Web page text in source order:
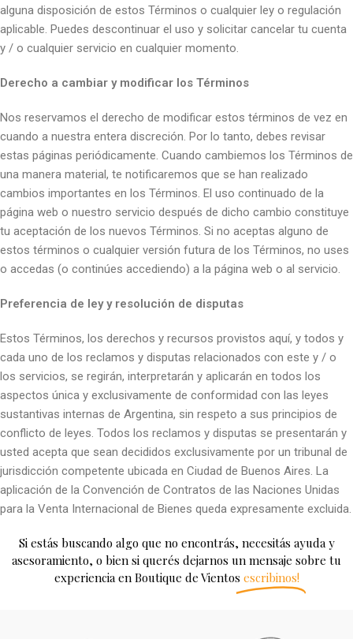
alguna disposición de estos Términos o cualquier ley o regulación
aplicable. Puedes descontinuar el uso y solicitar cancelar tu cuenta
y / o cualquier servicio en cualquier momento.
Derecho a cambiar y modificar los Términos
Nos reservamos el derecho de modificar estos términos de vez en
cuando a nuestra entera discreción. Por lo tanto, debes revisar
estas páginas periódicamente. Cuando cambiemos los Términos de
una manera material, te notificaremos que se han realizado
cambios importantes en los Términos. El uso continuado de la
página web o nuestro servicio después de dicho cambio constituye
tu aceptación de los nuevos Términos. Si no aceptas alguno de
estos términos o cualquier versión futura de los Términos, no uses
o accedas (o continúes accediendo) a la página web o al servicio.
Preferencia de ley y resolución de disputas
Estos Términos, los derechos y recursos provistos aquí, y todos y
cada uno de los reclamos y disputas relacionados con este y / o
los servicios, se regirán, interpretarán y aplicarán en todos los
aspectos única y exclusivamente de conformidad con las leyes
sustantivas internas de Argentina, sin respeto a sus principios de
conflicto de leyes. Todos los reclamos y disputas se presentarán y
usted acepta que sean decididos exclusivamente por un tribunal de
jurisdicción competente ubicada en Ciudad de Buenos Aires. La
aplicación de la Convención de Contratos de las Naciones Unidas
para la Venta Internacional de Bienes queda expresamente excluida.
Si estás buscando algo que no encontrás, necesitás ayuda y
asesoramiento, o bien si querés dejarnos un mensaje sobre tu
experiencia en Boutique de Vientos escribinos!